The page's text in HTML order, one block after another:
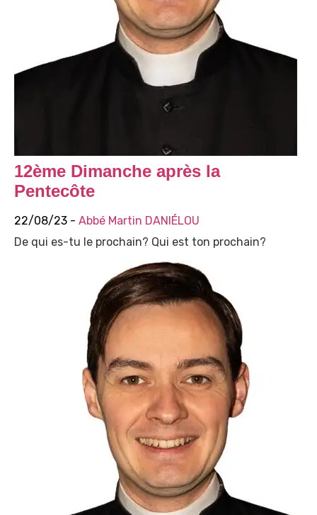
12ème Dimanche après la
Pentecôte
22/08/23 - Abbé Martin DANIÉLOU
De qui es-tu le prochain? Qui est ton prochain?